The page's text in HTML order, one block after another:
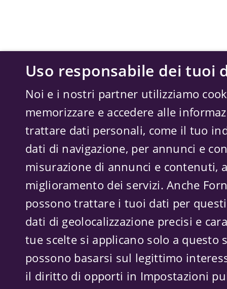
Uso responsabile dei tuoi
Noi e i nostri partner utilizziamo
memorizzare e accedere alle
trattare dati personali, come il tuo
dati di navigazione, per annunci e
misurazione di annunci e contenuti,
miglioramento dei servizi. Anche
possono trattare i tuoi dati per
dati di geolocalizzazione precisi e
tue scelte si applicano solo a
possono basarsi sul legittimo
il diritto di opporti in Impostazioni